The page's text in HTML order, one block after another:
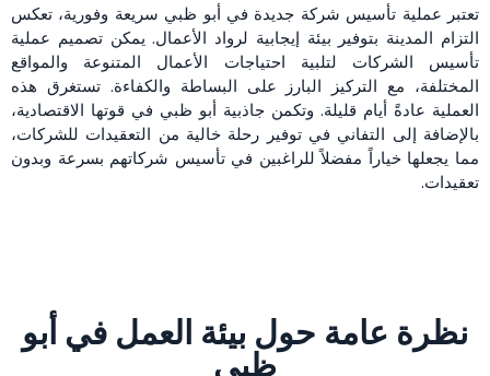
تعتبر عملية تأسيس شركة جديدة في أبو ظبي سريعة وفورية، تعكس
التزام المدينة بتوفير بيئة إيجابية لرواد الأعمال. يمكن تصميم عملية
تأسيس الشركات لتلبية احتياجات الأعمال المتنوعة والمواقع
المختلفة، مع التركيز البارز على البساطة والكفاءة. تستغرق هذه
العملية عادةً أيام قليلة. وتكمن جاذبية أبو ظبي في قوتها الاقتصادية،
بالإضافة إلى التفاني في توفير رحلة خالية من التعقيدات للشركات،
مما يجعلها خياراً مفضلاً للراغبين في تأسيس شركاتهم بسرعة وبدون
تعقيدات.
نظرة عامة حول بيئة العمل في أبو
ظبي